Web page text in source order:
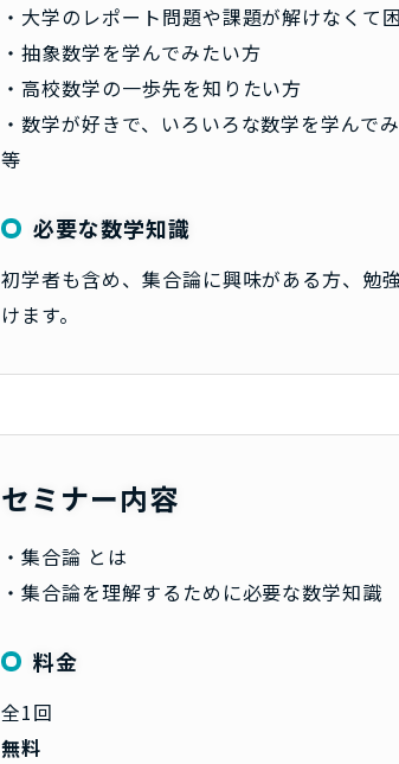
・大学のレポート問題や課題が解けなくて
・抽象数学を学んでみたい方
・高校数学の一歩先を知りたい方
・数学が好きで、いろいろな数学を学んで
等
必要な数学知識
初学者も含め、集合論に興味がある方、勉
けます。
セミナー内容
・集合論 とは
・集合論を理解するために必要な数学知識
料金
全1回
無料